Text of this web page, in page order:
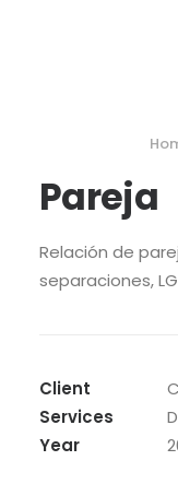
Pareja
Relación de
separaciones,
Client
Services
Year